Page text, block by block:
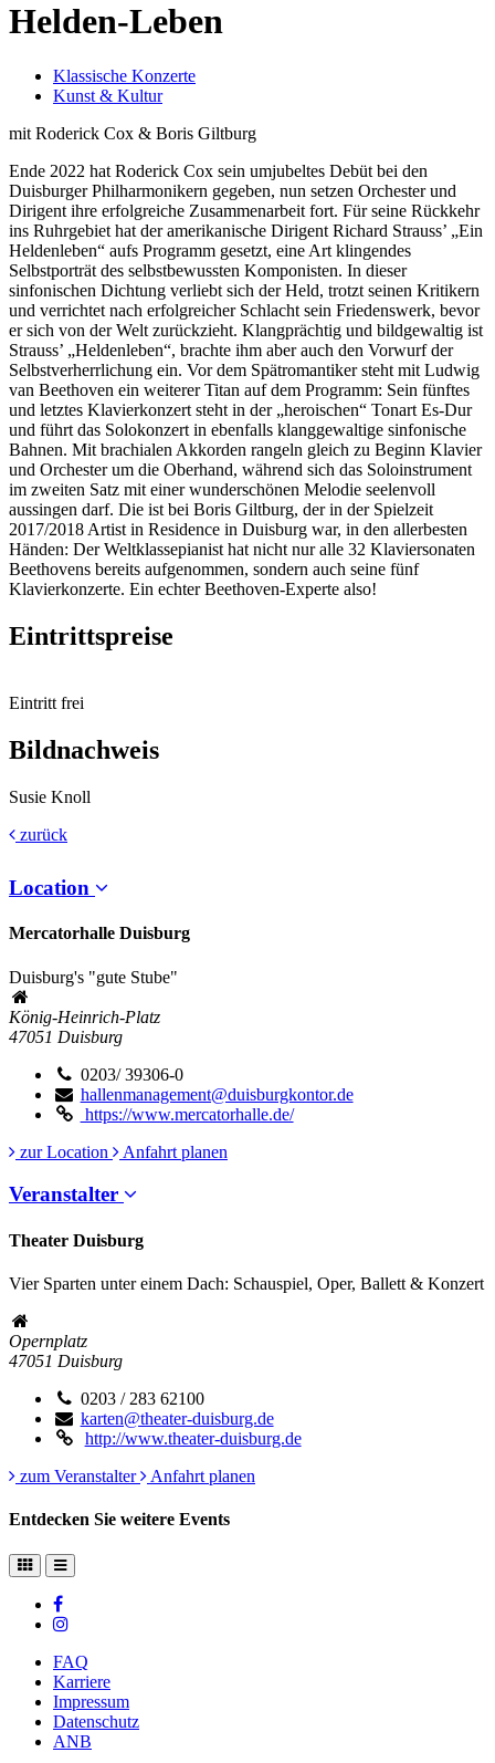
Helden-Leben
Klassische Konzerte
Kunst & Kultur
mit Roderick Cox & Boris Giltburg
Ende 2022 hat Roderick Cox sein umjubeltes Debüt bei den
Duisburger Philharmonikern gegeben, nun setzen Orchester und
Dirigent ihre erfolgreiche Zusammenarbeit fort. Für seine Rückkehr
ins Ruhrgebiet hat der amerikanische Dirigent Richard Strauss’ „Ein
Heldenleben“ aufs Programm gesetzt, eine Art klingendes
Selbstporträt des selbstbewussten Komponisten. In dieser
sinfonischen Dichtung verliebt sich der Held, trotzt seinen Kritikern
und verrichtet nach erfolgreicher Schlacht sein Friedenswerk, bevor
er sich von der Welt zurückzieht. Klangprächtig und bildgewaltig ist
Strauss’ „Heldenleben“, brachte ihm aber auch den Vorwurf der
Selbstverherrlichung ein. Vor dem Spätromantiker steht mit Ludwig
van Beethoven ein weiterer Titan auf dem Programm: Sein fünftes
und letztes Klavierkonzert steht in der „heroischen“ Tonart Es-Dur
und führt das Solokonzert in ebenfalls klanggewaltige sinfonische
Bahnen. Mit brachialen Akkorden rangeln gleich zu Beginn Klavier
und Orchester um die Oberhand, während sich das Soloinstrument
im zweiten Satz mit einer wunderschönen Melodie seelenvoll
aussingen darf. Die ist bei Boris Giltburg, der in der Spielzeit
2017/2018 Artist in Residence in Duisburg war, in den allerbesten
Händen: Der Weltklassepianist hat nicht nur alle 32 Klaviersonaten
Beethovens bereits aufgenommen, sondern auch seine fünf
Klavierkonzerte. Ein echter Beethoven-Experte also!
Eintrittspreise
Eintritt frei
Bildnachweis
Susie Knoll
zurück
Location
Mercatorhalle Duisburg
Duisburg's "gute Stube"
König-Heinrich-Platz
47051 Duisburg
0203/ 39306-0
hallenmanagement@duisburgkontor.de
https://www.mercatorhalle.de/
zur Location
Anfahrt planen
Veranstalter
Theater Duisburg
Vier Sparten unter einem Dach: Schauspiel, Oper, Ballett & Konzert
Opernplatz
47051 Duisburg
0203 / 283 62100
karten@theater-duisburg.de
http://www.theater-duisburg.de
zum Veranstalter
Anfahrt planen
Entdecken Sie weitere Events
FAQ
Karriere
Impressum
Datenschutz
ANB